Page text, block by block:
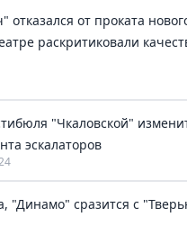
отказался от проката
раскритиковали
"Чкаловской"
эскалаторов
"Динамо" сразится с